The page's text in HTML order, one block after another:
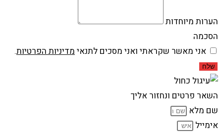
הערות מיוחדות
הסכמה
אני מאשר שקראתי ואני מסכים לתנאי מדיניות הפרטיות.
שלח
השאר פרטים ונחזור אליך
שם מלא
אימייל